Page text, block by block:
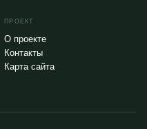
ПРОЕКТ
О проекте
Контакты
Карта сайта